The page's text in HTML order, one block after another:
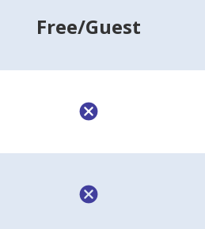
Free/Guest